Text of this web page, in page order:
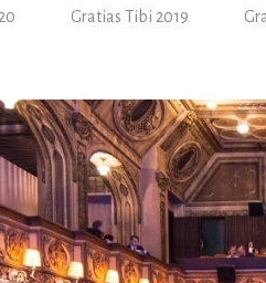
Gratias Tibi 2019